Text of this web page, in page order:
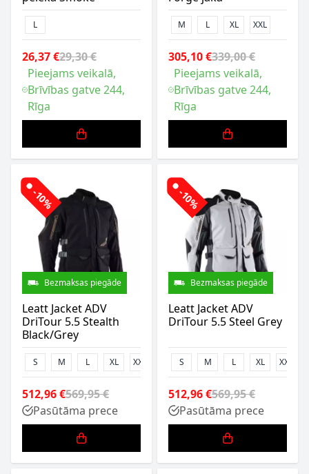
L
26,37 €29,30 €
Pieejams veikalā,
Brīvības gatve 244,
Rīga
M L XL XXL
305,10 €339,00 €
Pieejams veikalā,
Brīvības gatve 244,
Rīga
-10%
Bezmaksas piegāde
Leatt Jacket ADV
DriTour 5.5 Stealth
Black/Grey
S M L XL XXL
512,96 €569,95 €
Pasūtāma prece
-10%
Bezmaksas piegāde
Leatt Jacket ADV
DriTour 5.5 Steel Grey
S M L XL XXL
512,96 €569,95 €
Pasūtāma prece